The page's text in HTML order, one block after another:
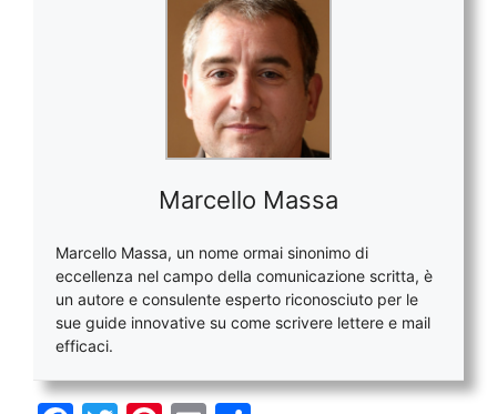
Marcello Massa
Marcello Massa, un nome ormai sinonimo di
eccellenza nel campo della comunicazione scritta, è
un autore e consulente esperto riconosciuto per le
sue guide innovative su come scrivere lettere e mail
efficaci.